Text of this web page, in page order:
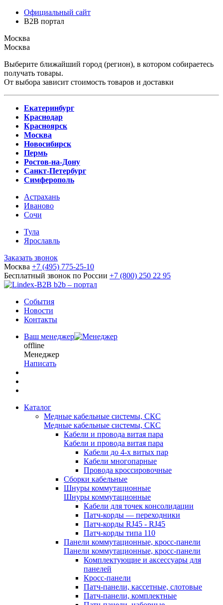
Официальный сайт
B2B портал
Москва
Москва
Выберите ближайший город (регион), в котором собираетесь
получать товары.
От выбора зависит стоимость товаров и доставки
Екатеринбург
Краснодар
Красноярск
Москва
Новосибирск
Пермь
Ростов-на-Дону
Санкт-Петербург
Симферополь
Астрахань
Иваново
Сочи
Тула
Ярославль
Заказать звонок
Москва +7 (495) 775-25-10
Бесплатный звонок по России +7 (800) 250 22 95
b2b – портал
События
Новости
Контакты
Ваш менеджер
offline
Менеджер
Написать
Каталог
Медные кабельные системы, СКС
Медные кабельные системы, СКС
Кабели и провода витая пара
Кабели и провода витая пара
Кабели до 4-х витых пар
Кабели многопарные
Провода кроссировочные
Сборки кабельные
Шнуры коммутационные
Шнуры коммутационные
Кабели для точек консолидации
Патч-корды — переходники
Патч-корды RJ45 - RJ45
Патч-корды типа 110
Панели коммутационные, кросс-панели
Панели коммутационные, кросс-панели
Комплектующие и аксессуары для
панелей
Кросс-панели
Патч-панели, кассетные, слотовые
Патч-панели, комплектные